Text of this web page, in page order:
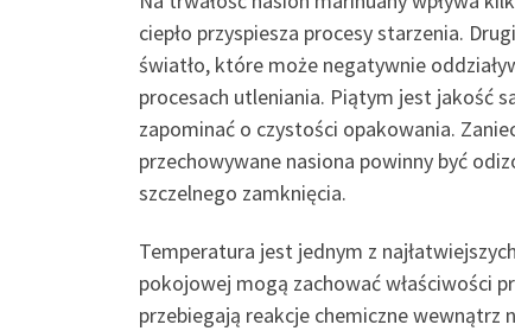
ciepło przyspiesza procesy starzenia.
światło, które może negatywnie
procesach utleniania. Piątym jest jakość
zapominać o czystości opakowania.
przechowywane nasiona powinny być
szczelnego zamknięcia.
Temperatura jest jednym z
pokojowej mogą zachować właściwości
przebiegają reakcje chemiczne wewnątrz